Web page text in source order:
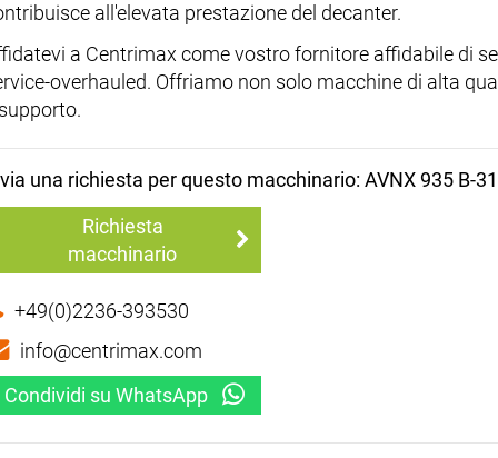
all'elevata prestazione del decanter.
a Centrimax come vostro fornitore affidabile di
overhauled. Offriamo non solo macchine di alta
una richiesta per questo macchinario: AVNX 935 B-31
Richiesta
macchinario
+49(0)2236-393530
info@centrimax.com
Condividi su WhatsApp